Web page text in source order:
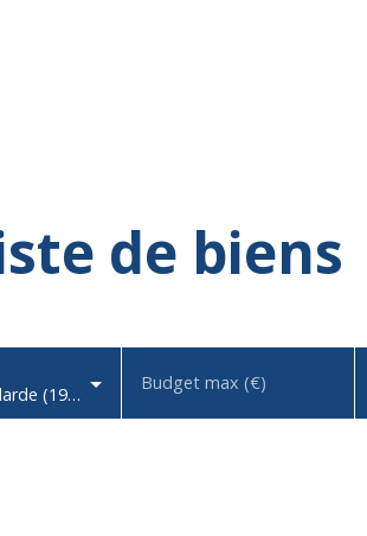
de biens
Brive-la-Gaillarde (19100)
Budget max (€)